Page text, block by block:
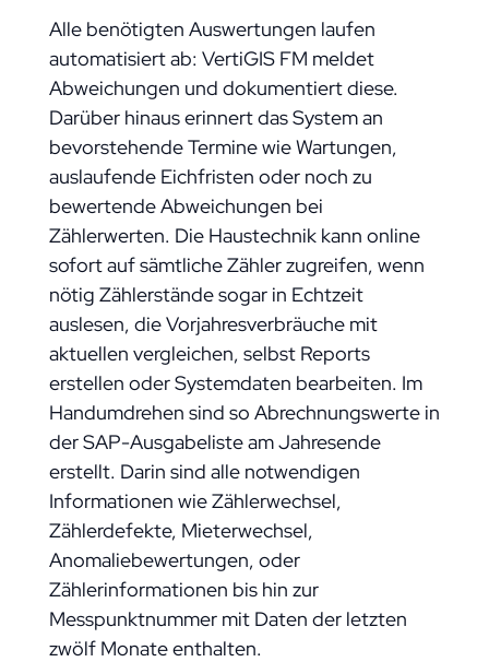
Alle benötigten Auswertungen laufen
automatisiert ab: VertiGIS FM meldet
Abweichungen und dokumentiert diese.
Darüber hinaus erinnert das System an
bevorstehende Termine wie Wartungen,
auslaufende Eichfristen oder noch zu
bewertende Abweichungen bei
Zählerwerten. Die Haustechnik kann online
sofort auf sämtliche Zähler zugreifen, wenn
nötig Zählerstände sogar in Echtzeit
auslesen, die Vorjahresverbräuche mit
aktuellen vergleichen, selbst Reports
erstellen oder Systemdaten bearbeiten. Im
Handumdrehen sind so Abrechnungswerte in
der SAP-Ausgabeliste am Jahresende
erstellt. Darin sind alle notwendigen
Informationen wie Zählerwechsel,
Zählerdefekte, Mieterwechsel,
Anomaliebewertungen, oder
Zählerinformationen bis hin zur
Messpunktnummer mit Daten der letzten
zwölf Monate enthalten.